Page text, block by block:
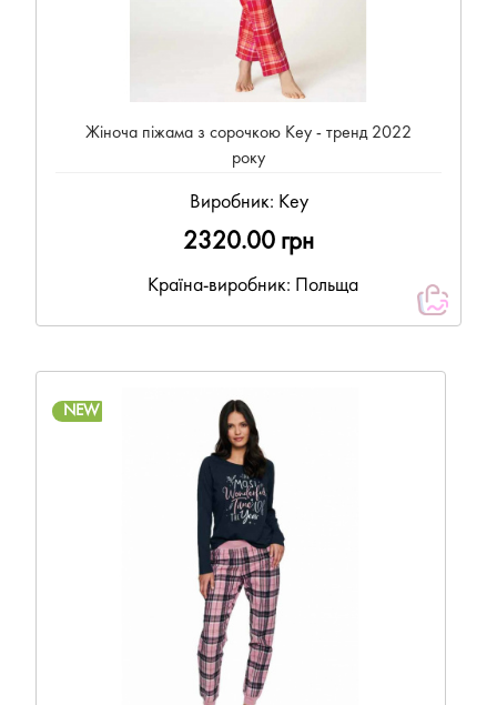
Жіноча піжама з сорочкою Key - тренд 2022
року
Виробник: Key
2320.00 грн
Країна-виробник: Польща
NEW